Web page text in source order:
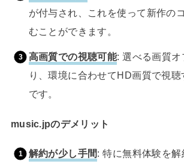
が付与され、これを使って新作の
むことができます。
高画質での視聴可能: 選べる画質
り、環境に合わせてHD画質で視
です。
music.jpのデメリット
解約が少し手間: 特に無料体験を